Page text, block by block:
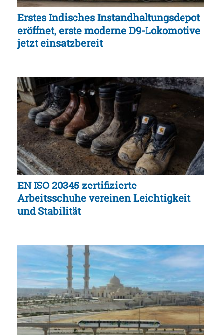
Erstes Indisches Instandhaltungsdepot
eröffnet, erste moderne D9-Lokomotive
jetzt einsatzbereit
EN ISO 20345 zertifizierte
Arbeitsschuhe vereinen Leichtigkeit
und Stabilität